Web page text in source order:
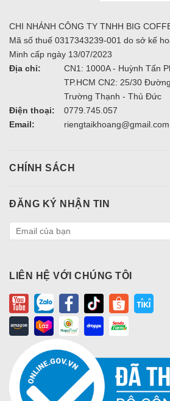
CHI NHÁNH CÔNG TY TNHH BIG
Mã số thuế 0317343239-001 do sở kế
Minh cấp ngày 13/07/2023
Địa chỉ:
CN1: 1000A - Huỳnh Tấn
TP.HCM CN2: 25/30
Trường Thạnh - Thủ Đức
Điện thoại:
0779.745.057
Email:
riengtaikhoang@gmail.com
CHÍNH SÁCH
ĐĂNG KÝ NHẬN TIN
LIÊN HỆ VỚI CHÚNG TÔI